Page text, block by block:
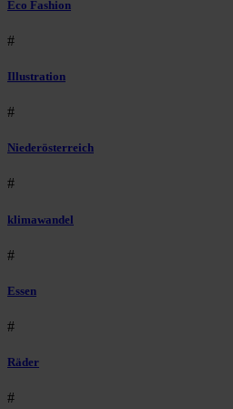
Eco Fashion
#
Illustration
#
Niederösterreich
#
klimawandel
#
Essen
#
Räder
#